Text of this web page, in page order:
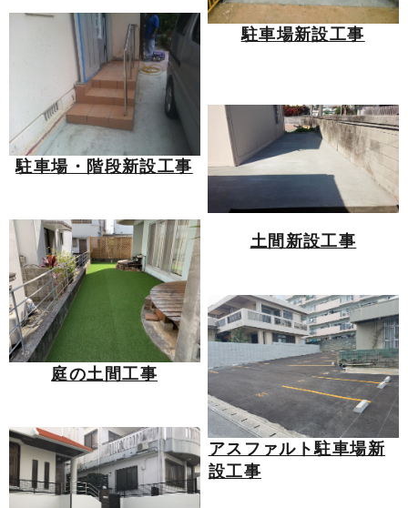
駐車場新設工事
駐車場・階段新設工事
土間新設工事
庭の土間工事
アスファルト駐車場新
設工事